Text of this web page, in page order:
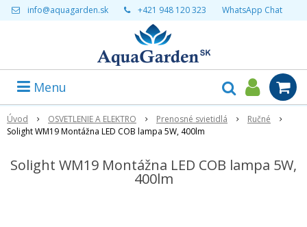
info@aquagarden.sk +421 948 120 323 WhatsApp Chat
Menu
Úvod OSVETLENIE A ELEKTRO Prenosné svietidlá
Ručné
Solight WM19 Montážna LED COB lampa 5W, 400lm
Solight WM19 Montážna LED COB lampa 5W,
400lm